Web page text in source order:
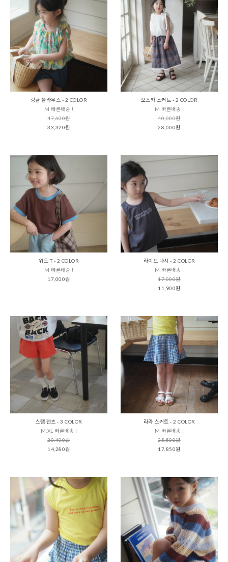
링클 블라우스 - 2 COLOR
M 빠른배송 !
47,600원
33,320원
오스카 스커트 - 2 COLOR
M 빠른배송 !
40,000원
28,000원
위드 T - 2 COLOR
M 빠른배송 !
17,000원
라이브 나시 - 2 COLOR
M 빠른배송 !
17,000원
11,900원
스탭 팬츠 - 3 COLOR
M,XL 빠른배송 !
20,400원
14,280원
라라 스커트 - 2 COLOR
M 빠른배송 !
25,500원
17,850원